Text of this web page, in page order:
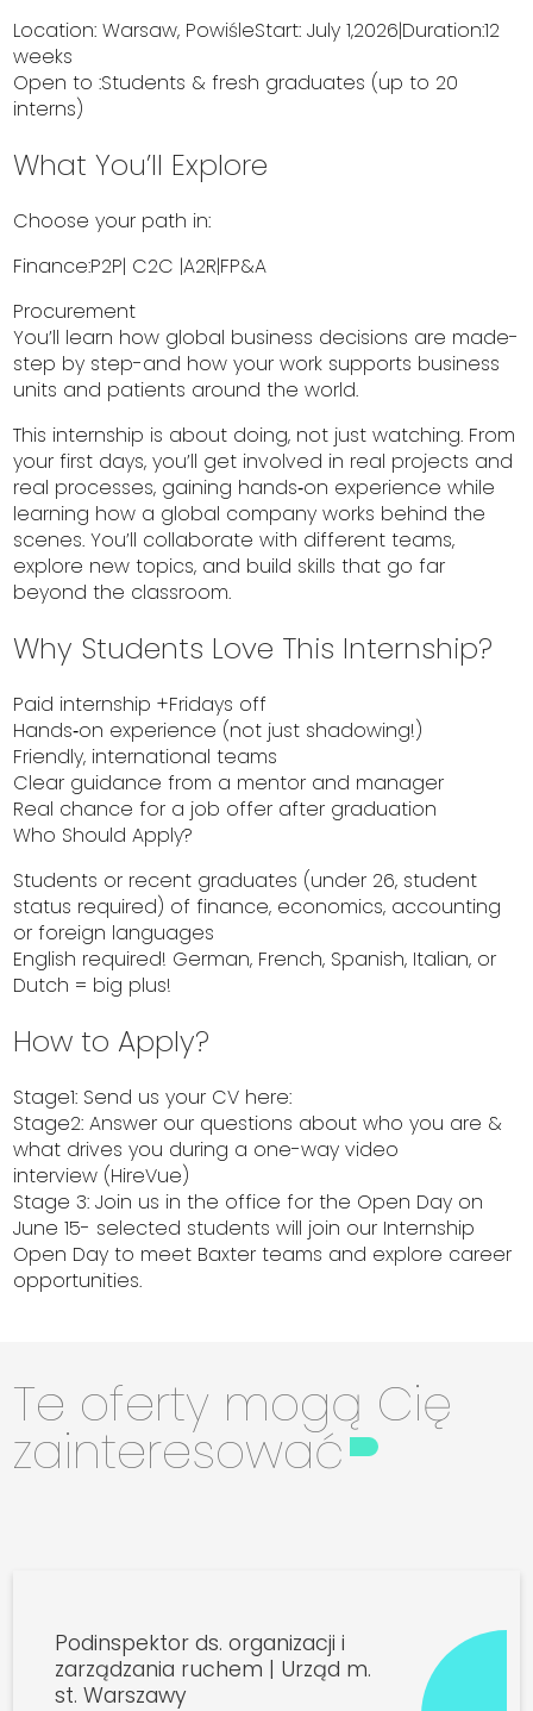
Location: Warsaw, PowiśleStart: July 1,2026|Duration:12
weeks
Open to :Students & fresh graduates (up to 20
interns)
What You’ll Explore
Choose your path in:
Finance:P2P| C2C |A2R|FP&A
Procurement
You’ll learn how global business decisions are made-
step by step-and how your work supports business
units and patients around the world.
This internship is about doing, not just watching. From
your first days, you’ll get involved in real projects and
real processes, gaining hands‑on experience while
learning how a global company works behind the
scenes. You’ll collaborate with different teams,
explore new topics, and build skills that go far
beyond the classroom.
Why Students Love This Internship?
Paid internship +Fridays off
Hands‑on experience (not just shadowing!)
Friendly, international teams
Clear guidance from a mentor and manager
Real chance for a job offer after graduation
Who Should Apply?
Students or recent graduates (under 26, student
status required) of finance, economics, accounting
or foreign languages
English required! German, French, Spanish, Italian, or
Dutch = big plus!
How to Apply?
Stage1: Send us your CV here:
Stage2: Answer our questions about who you are &
what drives you during a one-way video
interview (HireVue)
Stage 3: Join us in the office for the Open Day on
June 15- selected students will join our Internship
Open Day to meet Baxter teams and explore career
opportunities.
Te oferty mogą Cię
zainteresować
Podinspektor ds. organizacji i
zarządzania ruchem | Urząd m.
st. Warszawy